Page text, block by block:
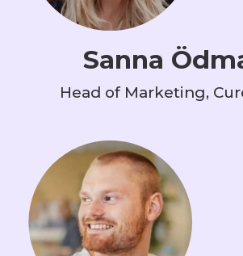
Sanna
Head of Marketing,